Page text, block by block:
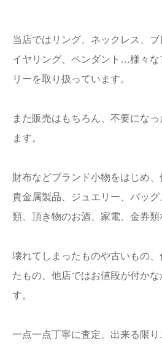
当店ではリング、ネックレス、ブ
イヤリング、ペンダント…様々な
リーを取り扱っています。
また販売はもちろん、不要にな
ます。
財布などブランド小物をはじめ、
貴金属製品、ジュエリー、バッ
類、頂き物のお酒、家電、金券類
壊れてしまったものや古いもの
たもの、他店ではお値段が付か
す。
一点一点丁寧に査定、出来る限